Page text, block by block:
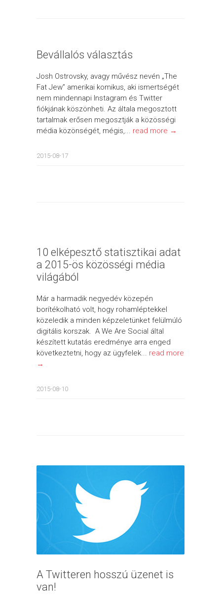
Bevállalós választás
Josh Ostrovsky, avagy művész nevén „The
Fat Jew” amerikai komikus, aki ismertségét
nem mindennapi Instagram és Twitter
fiókjának köszönheti. Az általa megosztott
tartalmak erősen megosztják a közösségi
média közönségét, mégis,... read more →
2015-08-17
10 elképesztő statisztikai adat
a 2015-ös közösségi média
világából
Már a harmadik negyedév közepén
borítékolható volt, hogy rohamléptekkel
közeledik a minden képzeletünket felülmúló
digitális korszak. A We Are Social által
készített kutatás eredménye arra enged
következtetni, hogy az ügyfelek... read more
→
2015-08-10
A Twitteren hosszú üzenet is
van!